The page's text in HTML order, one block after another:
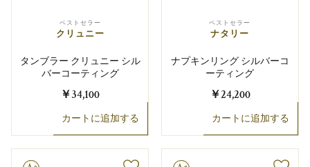
ベストセラー
クリュニー
タンブラー クリュニー シル
バーコーティング
￥34,100
カートに追加する
ベストセラー
ナタリー
ナプキンリング シルバーコ
ーティング
￥24,200
カートに追加する